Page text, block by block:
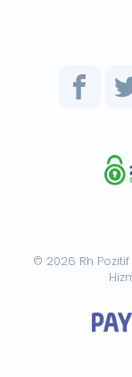
© 2026 Rh Pozitif